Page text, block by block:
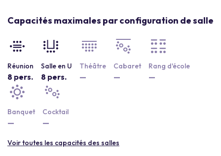
Capacités maximales par configuration de salle
Réunion
8 pers.
Salle en U
8 pers.
Théâtre
—
Cabaret
—
Rang d'école
—
Banquet
—
Cocktail
—
Voir toutes les capacités des salles